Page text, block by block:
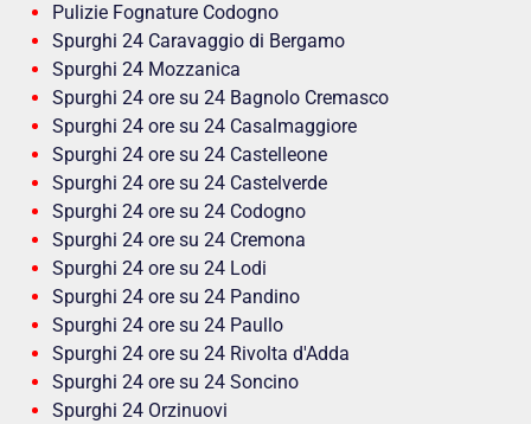
Pulizie Fognature Codogno
Spurghi 24 Caravaggio di Bergamo
Spurghi 24 Mozzanica
Spurghi 24 ore su 24 Bagnolo Cremasco
Spurghi 24 ore su 24 Casalmaggiore
Spurghi 24 ore su 24 Castelleone
Spurghi 24 ore su 24 Castelverde
Spurghi 24 ore su 24 Codogno
Spurghi 24 ore su 24 Cremona
Spurghi 24 ore su 24 Lodi
Spurghi 24 ore su 24 Pandino
Spurghi 24 ore su 24 Paullo
Spurghi 24 ore su 24 Rivolta d'Adda
Spurghi 24 ore su 24 Soncino
Spurghi 24 Orzinuovi